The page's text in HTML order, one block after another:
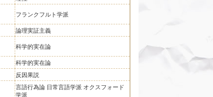
フランクフルト学派
論理実証主義
科学的実在論
科学的実在論
反因果説
言語行為論 日常言語学派 オクスフォード
学派